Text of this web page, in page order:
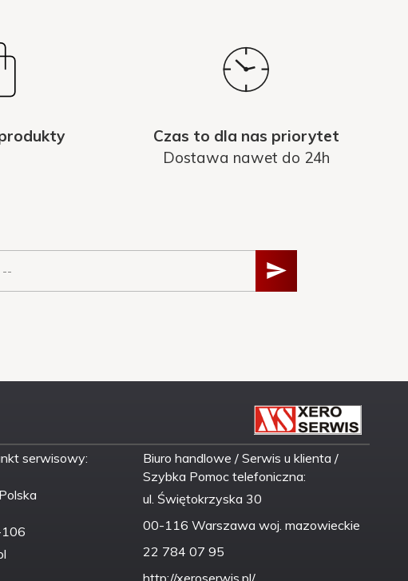
Canon MG-7150; Canon MX-725, MX-925
Czas to dla nas priorytet
Dostawa nawet do 24h
serwisowy:
Polska
Biuro handlowe / Serwis u klienta /
Szybka Pomoc telefoniczna:
ul. Świętokrzyska 30
00-116 Warszawa woj. mazowieckie
22 784 07 95
http://xeroserwis.pl/